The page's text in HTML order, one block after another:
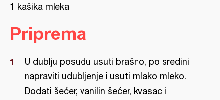
1 kašika mleka
Priprema
U dublju posudu usuti brašno, po sredini
napraviti udubljenje i usuti mlako mleko.
Dodati šećer, vanilin šećer, kvasac i